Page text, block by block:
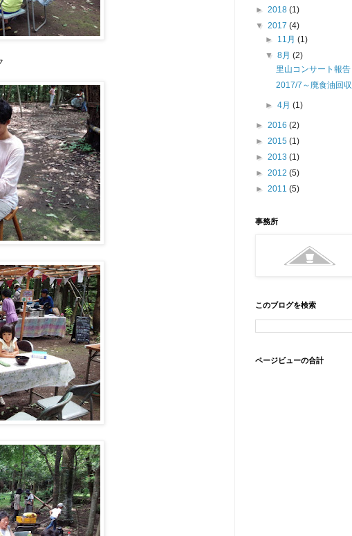
► 2018 (1)
▼ 2017 (4)
► 11月(1)
▼8月(2)
里山コンサート報告
2017/7～廃食油回収
►4月(1)
► 2016 (2)
► 2015 (1)
► 2013 (1)
► 2012 (5)
► 2011 (5)
事務所
このブログを検索
ページビューの合計